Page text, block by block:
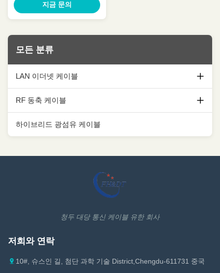
지금 문의
모든 분류
LAN 이더넷 케이블
Cat5e Ethernet 케이블
cat6 Ethernet 케이블
Cat8 Ethernet 케이블
Ethernet 케이블 부속물
RF 동축 케이블
1/2 코아시얼 케이블
동축 케이블 악세서리
하이브리드 광섬유 케이블
청두 대당 통신 케이블 유한 회사
저희와 연락
10#, 슈스인 길, 첨단 과학 기술 District,Chengdu-611731 중국